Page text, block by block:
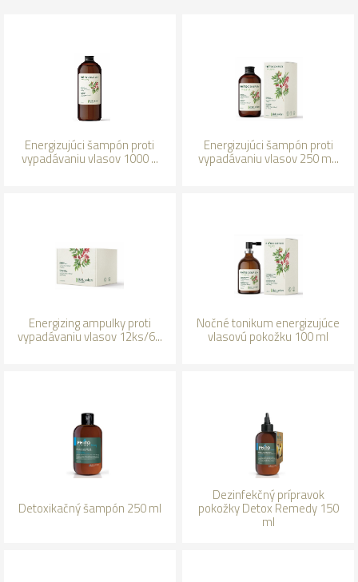
Energizujúci šampón proti
vypadávaniu vlasov 1000 ...
Energizujúci šampón proti
vypadávaniu vlasov 250 m...
Energizing ampulky proti
vypadávaniu vlasov 12ks/6...
Nočné tonikum energizujúce
vlasovú pokožku 100 ml
Detoxikačný šampón 250 ml
Dezinfekčný prípravok
pokožky Detox Remedy 150
ml